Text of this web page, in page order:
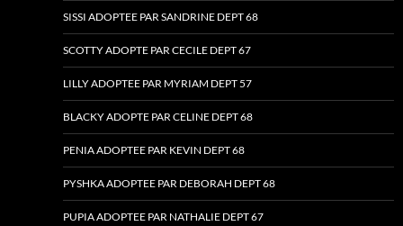
SISSI ADOPTEE PAR SANDRINE DEPT 68
SCOTTY ADOPTE PAR CECILE DEPT 67
LILLY ADOPTEE PAR MYRIAM DEPT 57
BLACKY ADOPTE PAR CELINE DEPT 68
PENIA ADOPTEE PAR KEVIN DEPT 68
PYSHKA ADOPTEE PAR DEBORAH DEPT 68
PUPIA ADOPTEE PAR NATHALIE DEPT 67